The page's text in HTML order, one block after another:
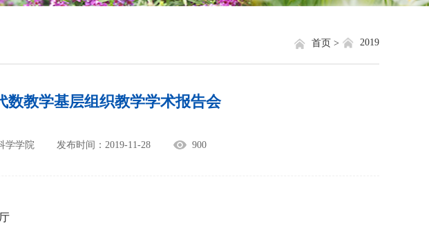
就业信息
学生文件资料
规章制度
相关网站链接
关于我们 2019
首页 >
数教学基层组织教学学术报告会
学学院 发布时间：2019-11-28 900